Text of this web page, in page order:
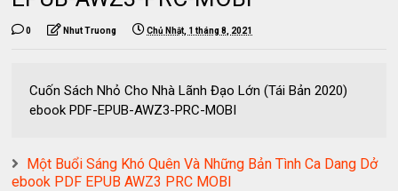
0 Nhut Truong Chủ Nhật, 1 tháng 8, 2021
Cuốn Sách Nhỏ Cho Nhà Lãnh Đạo Lớn (Tái Bản 2020)
ebook PDF-EPUB-AWZ3-PRC-MOBI
Một Buổi Sáng Khó Quên Và Những Bản Tình Ca Dang Dở
ebook PDF EPUB AWZ3 PRC MOBI